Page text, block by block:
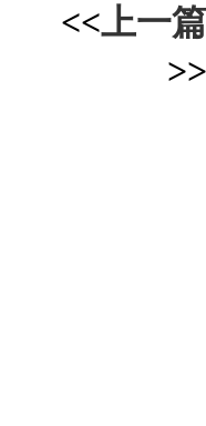
<<上一篇
>>